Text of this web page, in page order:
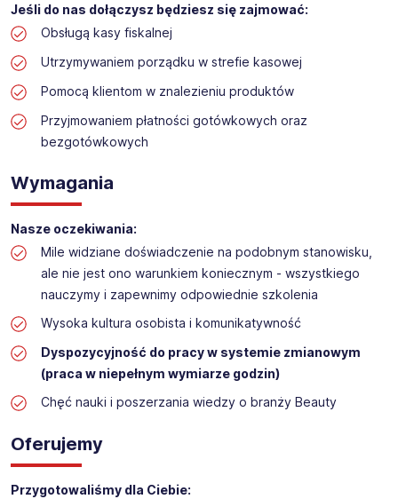
działalności daliśmy pracę przeszło 50 000 pracowników
w całym kraju. Skutecznie znajdujemy pracowników dla
największych firm, jak również małych rodzinnych
przedsiębiorstw w Polsce. Agencja jest wpisana pod nr
stanowisko:
Obsługa kasy i dokładanie towaru w drogerii
Kryspinów
Jeśli do nas dołączysz będziesz się zajmować:
Obsługą kasy fiskalnej
Utrzymywaniem porządku w strefie kasowej
Pomocą klientom w znalezieniu produktów
Przyjmowaniem płatności gotówkowych oraz
bezgotówkowych
Wymagania
Nasze oczekiwania:
Mile widziane doświadczenie na podobnym stanowisku,
ale nie jest ono warunkiem koniecznym - wszystkiego
nauczymy i zapewnimy odpowiednie szkolenia
Wysoka kultura osobista i komunikatywność
Dyspozycyjność do pracy w systemie zmianowym
(praca w niepełnym wymiarze godzin)
Chęć nauki i poszerzania wiedzy o branży Beauty
Oferujemy
Przygotowaliśmy dla Ciebie: